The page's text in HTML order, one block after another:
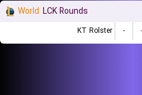
World LCK Rounds
KT Rolster - -